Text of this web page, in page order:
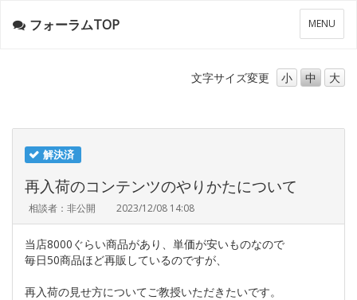
メ
ニ
ー
MENU
フォーラムTOP
文字サイズ変更 小 中 大
解決済
再入荷のコンテンツのやりかたについて
相談者：非公開 2023/12/08 14:08
当店8000ぐらい商品があり、単価が安いものなので
毎日50商品ほど再販しているのですが、
再入荷の見せ方についてご教授いただきたいです。